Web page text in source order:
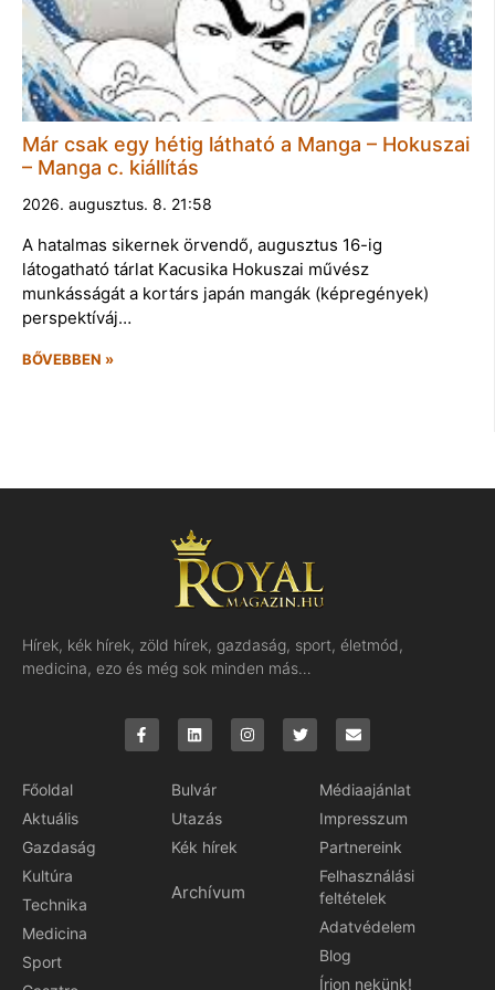
Már csak egy hétig látható a Manga – Hokuszai
– Manga c. kiállítás
2026. augusztus. 8. 21:58
A hatalmas sikernek örvendő, augusztus 16-ig
látogatható tárlat Kacusika Hokuszai művész
munkásságát a kortárs japán mangák (képregények)
perspektíváj…
BŐVEBBEN »
Hírek, kék hírek, zöld hírek, gazdaság, sport, életmód,
medicina, ezo és még sok minden más…
Főoldal
Aktuális
Gazdaság
Kultúra
Technika
Medicina
Sport
Bulvár
Utazás
Kék hírek
Archívum
Médiaajánlat
Impresszum
Partnereink
Felhasználási
feltételek
Adatvédelem
Blog
Írjon nekünk!